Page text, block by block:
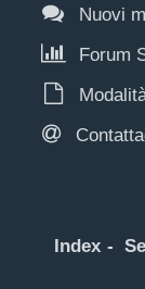
Nuovi
Forum
Index